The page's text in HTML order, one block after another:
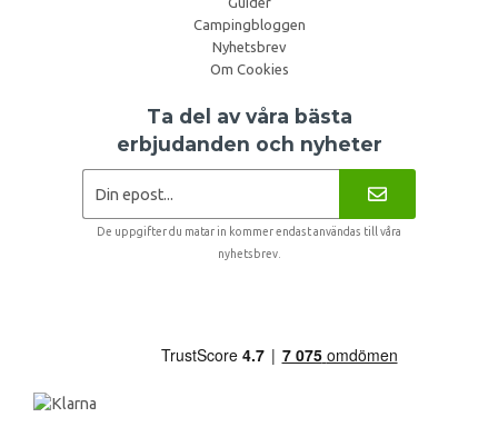
Campingbloggen
Nyhetsbrev
Om Cookies
Ta del av våra bästa
erbjudanden och nyheter
De uppgifter du matar in kommer endast användas till våra
nyhetsbrev.